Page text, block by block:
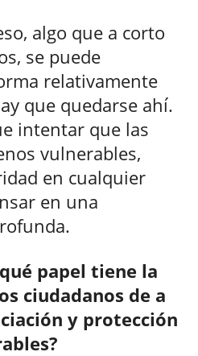
algo que a corto
se puede
relativamente
que quedarse ahí.
intentar que las
vulnerables,
en cualquier
en una
papel tiene la
ciudadanos de a
y protección